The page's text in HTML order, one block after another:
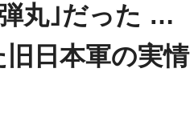
丸｣だった …
日本軍の実情